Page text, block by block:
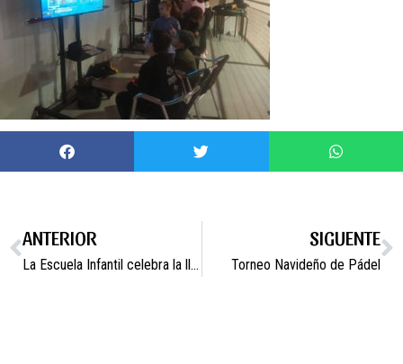
ANTERIOR
La Escuela Infantil celebra la llegada de la Navidad
SIGUENTE
Torneo Navideño de Pádel